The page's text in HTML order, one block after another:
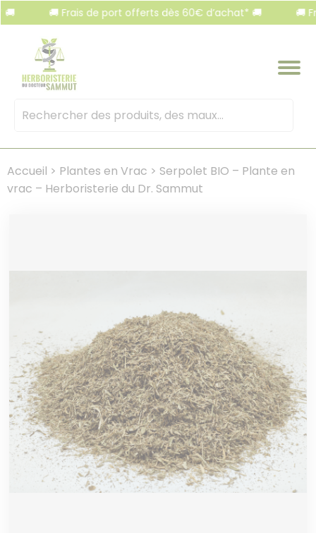
🚚 Frais de port offerts dès 60€ d’achat* 🚚 🚚
Mots
Accueil > Plantes en Vrac > Serpolet BIO – Plante en
vrac – Herboristerie du Dr. Sammut
Panneau de gestion des cookies